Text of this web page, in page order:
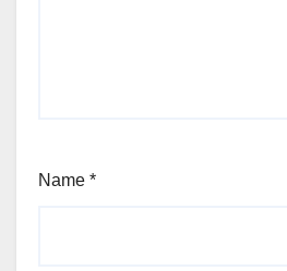
Name *